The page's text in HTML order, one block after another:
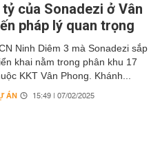
của Sonadezi ở Vân
pháp lý quan trọng
Ninh Diêm 3 mà Sonadezi sắp
khai nằm trong phân khu 17
KKT Vân Phong. Khánh...
ÁN 15:49 | 07/02/2025